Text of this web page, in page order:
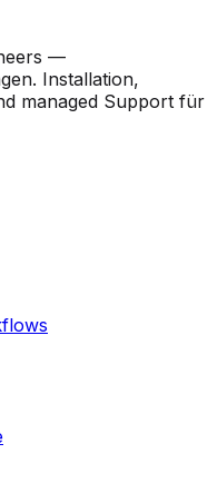
—
Installation,
managed Support für